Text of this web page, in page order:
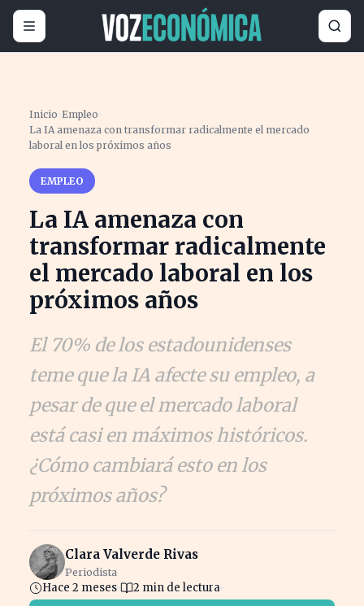
Inicio ›Empleo ›
La IA amenaza con transformar radicalmente el mercado
laboral en los próximos años
EMPLEO
La IA amenaza con
transformar radicalmente
el mercado laboral en los
próximos años
El 70% de los estadounidenses
teme que la IA afecte su empleo, a
pesar de que el mercado laboral
está casi en máximos históricos.
¿Cómo cambiará esto en los
próximos años?
Clara Valverde Rivas
Periodista
Hace 2 meses 2 min de lectura